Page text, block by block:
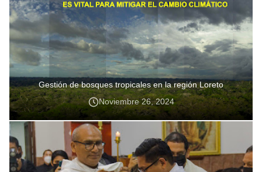
Gestión de bosques tropicales en la región Loreto
Noviembre 26, 2024